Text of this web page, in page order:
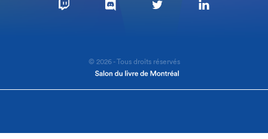
© 2026 - Tous droits réservés